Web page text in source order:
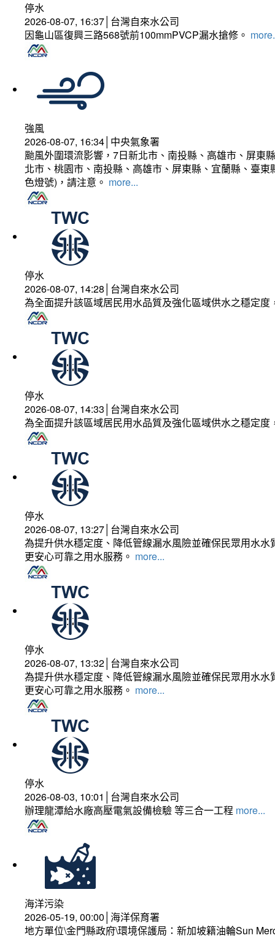
停水
2026-08-07, 16:37│台灣自來水公司
因龜山區復興三路568號前100mmPVCP漏水搶修。
強風
2026-08-07, 16:34│中央氣象署
颱風外圍環流影響，7日新北市、南投縣、高雄市、屏東
北市、桃園市、南投縣、高雄市、屏東縣、宜蘭縣、臺
色燈號)，請注意。 more...
停水
2026-08-07, 14:28│台灣自來水公司
為全面提升該區域居民用水品質及強化區域供水之穩定
停水
2026-08-07, 14:33│台灣自來水公司
為全面提升該區域居民用水品質及強化區域供水之穩定
停水
2026-08-07, 13:27│台灣自來水公司
為提升供水穩定度、降低管線漏水風險並確保民眾用水
更安心可靠之用水服務。 more...
停水
2026-08-07, 13:32│台灣自來水公司
為提升供水穩定度、降低管線漏水風險並確保民眾用水
更安心可靠之用水服務。 more...
停水
2026-08-03, 10:01│台灣自來水公司
辦理龍潭給水廠高壓電氣設備檢驗 等三合一工程 more...
海洋污染
2026-05-19, 00:00│海洋保育署
地方單位\金門縣政府\環境保護局：新加坡籍油輪Sun